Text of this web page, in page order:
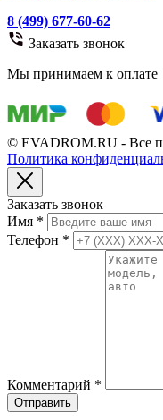
8 (499) 677-60-62
Заказать звонок
Мы принимаем к оплате
© EVADROM.RU - Все
Политика
Заказать звонок
Имя *
Телефон *
Комментарий *
Отправить